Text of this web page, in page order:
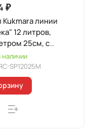
₽
Kukmara линии
12 литров,
25см, с
крышкой
наличии
SP12025M